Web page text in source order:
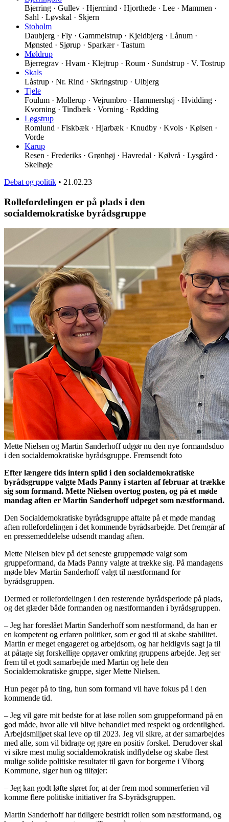
Bjerring · Gullev · Hjermind · Hjorthede · Lee · Mammen ·
Sahl · Løvskal · Skjern
Stoholm
Daubjerg · Fly · Gammelstrup · Kjeldbjerg · Lånum ·
Mønsted · Sjørup · Sparkær · Tastum
Møldrup
Bjerregrav · Hvam · Klejtrup · Roum · Sundstrup · V. Tostrup
Skals
Låstrup · Nr. Rind · Skringstrup · Ulbjerg
Tjele
Foulum · Mollerup · Vejrumbro · Hammershøj · Hvidding ·
Kvorning · Tindbæk · Vorning · Rødding
Løgstrup
Romlund · Fiskbæk · Hjarbæk · Knudby · Kvols · Kølsen ·
Vorde
Karup
Resen · Frederiks · Grønhøj · Havredal · Kølvrå · Lysgård ·
Skelhøje
Debat og politik • 21.02.23
Rollefordelingen er på plads i den
socialdemokratiske byrådsgruppe
Mette Nielsen og Martin Sanderhoff udgør nu den nye formandsduo
i den socialdemokratiske byrådsgruppe. Fremsendt foto
Efter længere tids intern splid i den socialdemokratiske
byrådsgruppe valgte Mads Panny i starten af februar at trække
sig som formand. Mette Nielsen overtog posten, og på et møde
mandag aften er Martin Sanderhoff udpeget som næstformand.
Den Socialdemokratiske byrådsgruppe aftalte på et møde mandag
aften rollefordelingen i det kommende byrådsarbejde. Det fremgår af
en pressemeddelelse udsendt mandag aften.
Mette Nielsen blev på det seneste gruppemøde valgt som
gruppeformand, da Mads Panny valgte at trække sig. På mandagens
møde blev Martin Sanderhoff valgt til næstformand for
byrådsgruppen.
Dermed er rollefordelingen i den resterende byrådsperiode på plads,
og det glæder både formanden og næstformanden i byrådsgruppen.
– Jeg har foreslået Martin Sanderhoff som næstformand, da han er
en kompetent og erfaren politiker, som er god til at skabe stabilitet.
Martin er meget engageret og arbejdsom, og har heldigvis sagt ja til
at påtage sig forskellige opgaver omkring gruppens arbejde. Jeg ser
frem til et godt samarbejde med Martin og hele den
Socialdemokratiske gruppe, siger Mette Nielsen.
Hun peger på to ting, hun som formand vil have fokus på i den
kommende tid.
– Jeg vil gøre mit bedste for at løse rollen som gruppeformand på en
god måde, hvor alle vil blive behandlet med respekt og ordentlighed.
Arbejdsmiljøet skal leve op til 2023. Jeg vil sikre, at der samarbejdes
med alle, som vil bidrage og gøre en positiv forskel. Derudover skal
vi sikre mest mulig socialdemokratisk indflydelse og skabe flest
mulige solide politiske resultater til gavn for borgerne i Viborg
Kommune, siger hun og tilføjer:
– Jeg kan godt løfte sløret for, at der frem mod sommerferien vil
komme flere politiske initiativer fra S-byrådsgruppen.
Martin Sanderhoff har tidligere bestridt rollen som næstformand, og